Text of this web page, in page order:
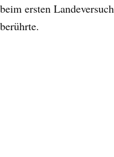
beim ersten
berührte.